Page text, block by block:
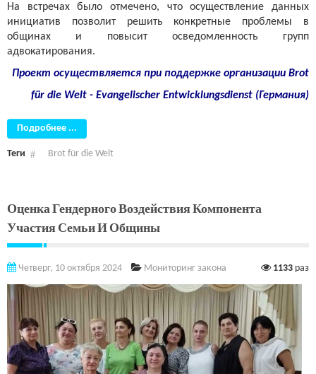
На встречах было отмечено, что осуществление данных
инициатив позволит решить конкретные проблемы в
общинах и повысит осведомленность групп
адвокатирования.
Проект осуществляется при поддержке организации Brot
für die Welt - Evangelischer Entwicklungsdienst (Германия)
Подробнее ...
Теги Brot für die Welt
Оценка Гендерного Воздействия Компонента
Участия Семьи И Общины
Четверг, 10 октября 2024 Мониторинг закона 1133 раз